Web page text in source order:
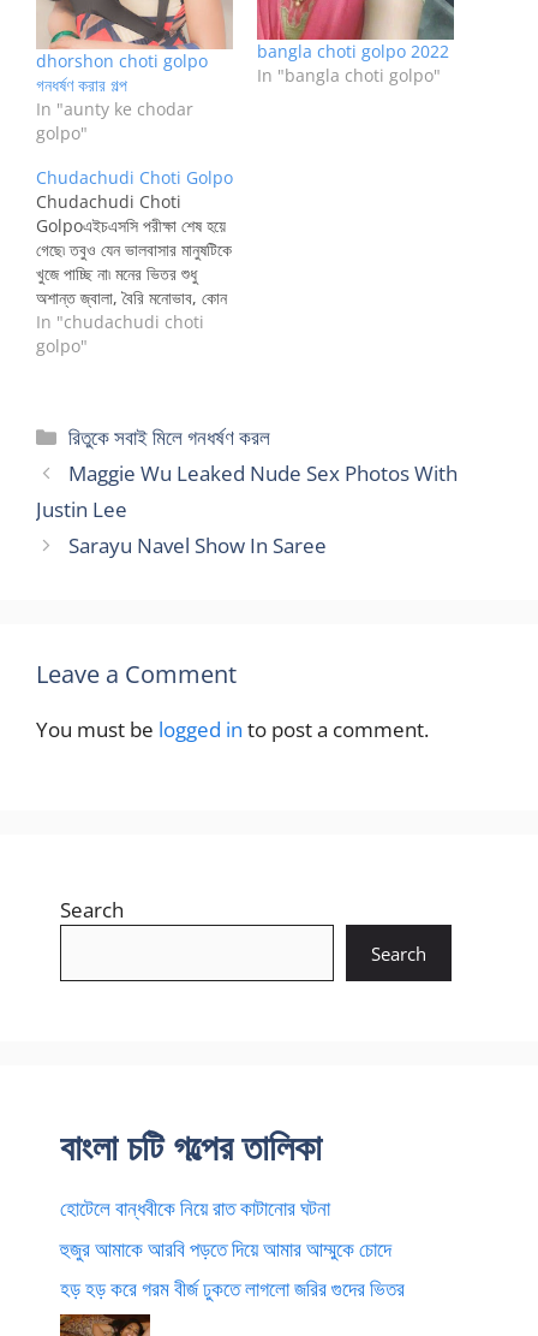
dhorshon choti golpo
গনধর্ষণ করার গল্প
In "aunty ke chodar
golpo"
bangla choti golpo 2022
In "bangla choti golpo"
Chudachudi Choti Golpo
Chudachudi Choti
Golpoএইচএসসি পরীক্ষা শেষ হয়ে
গেছে৷ তবুও যেন ভালবাসার মানুষটিকে
খুজে পাচ্ছি না৷ মনের ভিতর শুধু
অশান্ত জ্বালা, বৈরি মনোভাব, কোন
কাজে যেন মন বসে না৷ অনেক মেয়েকে
পছন্দ করি৷ কিন্তু প্রস্তাব দিতে পারি
In "chudachudi choti
golpo"
Categories
রিতুকে সবাই মিলে গনধর্ষণ করল
Maggie Wu Leaked Nude Sex Photos With
Justin Lee
Sarayu Navel Show In Saree
Leave a Comment
You must be logged in to post a comment.
Search
Search
বাংলা চটি গল্পের তালিকা
হোটেলে বান্ধবীকে নিয়ে রাত কাটানোর ঘটনা
হুজুর আমাকে আরবি পড়তে দিয়ে আমার আম্মুকে চোদে
হড় হড় করে গরম বীর্জ ঢুকতে লাগলো জরির গুদের ভিতর